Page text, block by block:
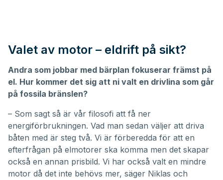
Valet av motor – eldrift på sikt?
Andra som jobbar med bärplan fokuserar främst på
el. Hur kommer det sig att ni valt en drivlina som går
på fossila bränslen?
– Som sagt så är vår filosofi att få ner
energiförbrukningen. Vad man sedan väljer att driva
båten med är steg två. Vi är förberedda för att en
efterfrågan på elmotorer ska komma men det skapar
också en annan prisbild. Vi har också valt en mindre
motor då det inte behövs mer, säger Niklas och